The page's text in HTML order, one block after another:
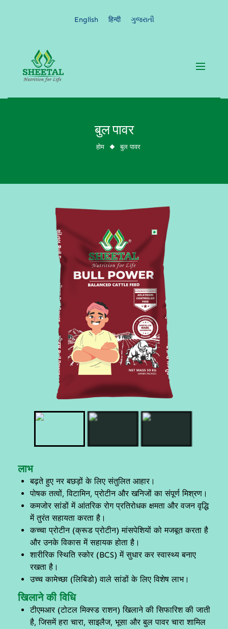
English हिन्दी ગુજરાતી
बुल पावर
बुल पावर
लाभ
बढ़ते हुए नर बछड़ों के लिए संतुलित आहार।
पोषक तत्वों, विटामिन, प्रोटीन और खनिजों का संपूर्ण मिश्रण।
कमजोर सांडों में आंतरिक रोग प्रतिरोधक क्षमता और वजन वृद्धि
में तुरंत सहायता करता है।
कच्चा प्रोटीन (क्रूड प्रोटीन) मांसपेशियों को मजबूत करता है
और उनके विकास में सहायक होता है।
शारीरिक स्थिति स्कोर (BCS) में सुधार कर स्वास्थ्य बनाए
रखता है।
उच्च कामेच्छा (लिबिडो) वाले सांडों के लिए विशेष लाभ।
खिलाने की विधि
टीएमआर (टोटल मिक्स्ड राशन) खिलाने की सिफारिश की जाती
है, जिसमें हरा चारा, साइलैज, भूसा और बुल पावर चारा शामिल